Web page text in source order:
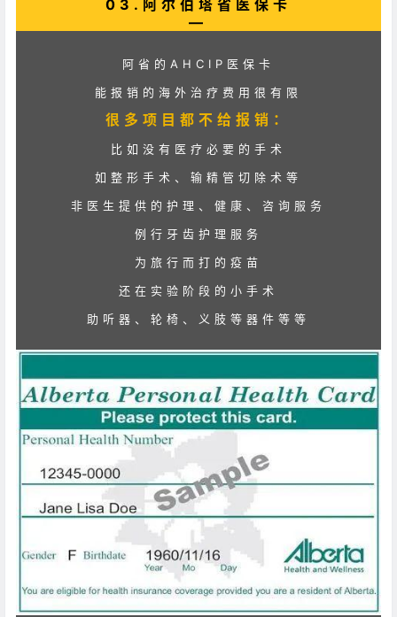
03.阿尔伯塔省医保卡
—
阿省的AHCIP医保卡
能报销的海外治疗费用很有限
很多项目都不给报销：
比如没有医疗必要的手术
如整形手术、输精管切除术等
非医生提供的护理、健康、咨询服务
例行牙齿护理服务
为旅行而打的疫苗
还在实验阶段的小手术
助听器、轮椅、义肢等器件等等